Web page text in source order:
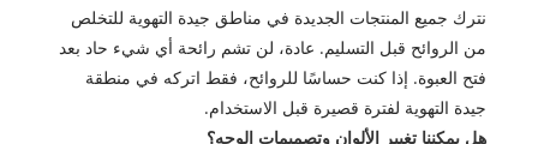
نترك جميع المنتجات الجديدة في مناطق جيدة التهوية للتخلص
من الروائح قبل التسليم. عادة، لن تشم رائحة أي شيء حاد بعد
فتح العبوة. إذا كنت حساسًا للروائح، فقط اتركه في منطقة
جيدة التهوية لفترة قصيرة قبل الاستخدام.
هل يمكننا تغيير الألوان وتصميمات الوجه؟